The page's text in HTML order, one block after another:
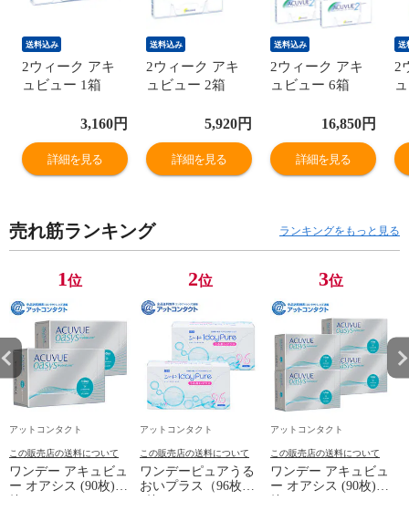
送料込み
2ウィーク アキ
ュビュー 1箱
3,160円
詳細を見る
送料込み
2ウィーク アキ
ュビュー 2箱
5,920円
詳細を見る
送料込み
2ウィーク アキ
ュビュー 6箱
16,850円
詳細を見る
送
2
売れ筋ランキング ランキングをもっと見る
1位
アットコンタクト
この販売店の送料について
ワンデー アキュビュ
ー オアシス (90枚) 2
2位
アットコンタクト
この販売店の送料について
ワンデーピュアうる
おいプラス（96枚）
3位
アットコンタクト
この販売店の送料について
ワンデー アキュビュ
ー オアシス (90枚) 4